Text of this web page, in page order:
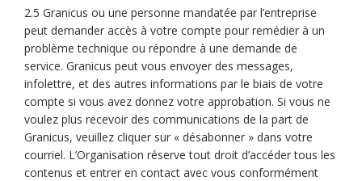
2.5 Granicus ou une personne mandatée par l’entreprise
peut demander accès à votre compte pour remédier à un
problème technique ou répondre à une demande de
service. Granicus peut vous envoyer des messages,
infolettre, et des autres informations par le biais de votre
compte si vous avez donnez votre approbation. Si vous ne
voulez plus recevoir des communications de la part de
Granicus, veuillez cliquer sur « désabonner » dans votre
courriel. L’Organisation réserve tout droit d’accéder tous les
contenus et entrer en contact avec vous conformément